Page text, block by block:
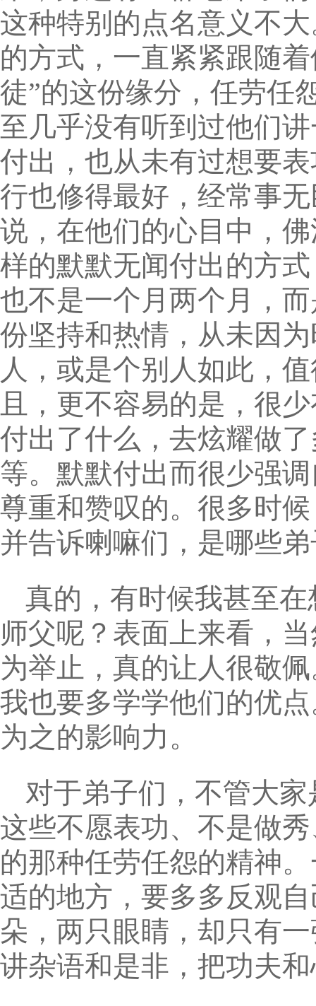
这种特别的点名意义不
的方式，一直紧紧跟随
徒”的这份缘分，任劳
至几乎没有听到过他们
付出，也从未有过想要
行也修得最好，经常事
说，在他们的心目中，
样的默默无闻付出的方
也不是一个月两个月，
份坚持和热情，从未因
人，或是个别人如此，
且，更不容易的是，很
付出了什么，去炫耀做
等。默默付出而很少强
尊重和赞叹的。很多时
并告诉喇嘛们，是哪些
真的，有时候我甚至
师父呢？表面上来看，
为举止，真的让人很敬
我也要多学学他们的优
为之的影响力。
对于弟子们，不管大
这些不愿表功、不是做
的那种任劳任怨的精神
适的地方，要多多反观
朵，两只眼睛，却只有
讲杂语和是非，把功夫